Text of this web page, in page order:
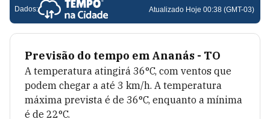
Previsão do tempo em Ananás - TO
A temperatura atingirá 36°C, com ventos que
podem chegar a até 3 km/h. A temperatura
máxima prevista é de 36°C, enquanto a mínima
é de 22°C.